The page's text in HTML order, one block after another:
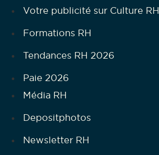
Votre publicité sur Culture RH
Formations RH
Tendances RH 2026
Paie 2026
Média RH
Depositphotos
Newsletter RH